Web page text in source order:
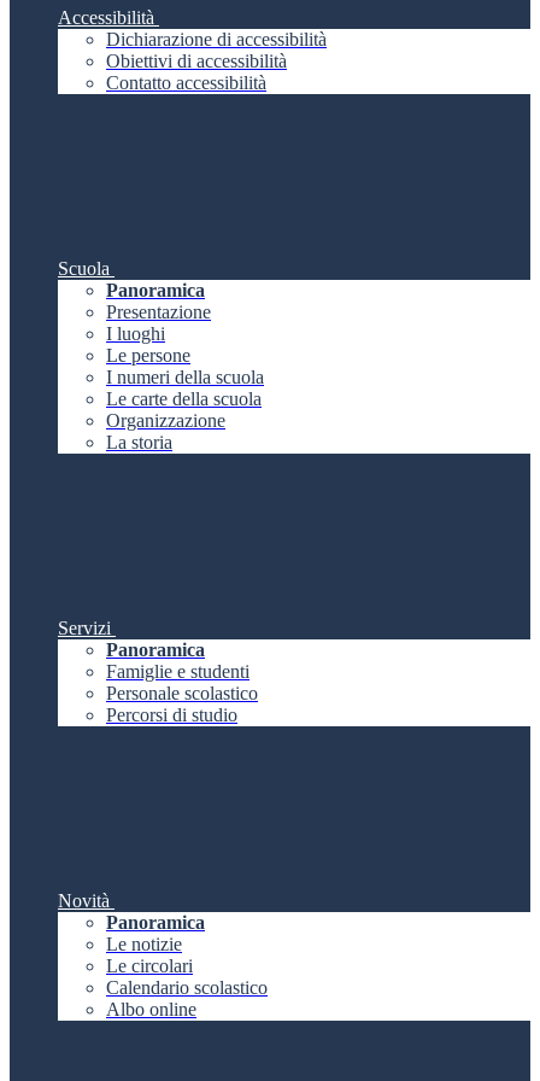
Accessibilità
Dichiarazione di accessibilità
Obiettivi di accessibilità
Contatto accessibilità
Scuola
Panoramica
Presentazione
I luoghi
Le persone
I numeri della scuola
Le carte della scuola
Organizzazione
La storia
Servizi
Panoramica
Famiglie e studenti
Personale scolastico
Percorsi di studio
Novità
Panoramica
Le notizie
Le circolari
Calendario scolastico
Albo online